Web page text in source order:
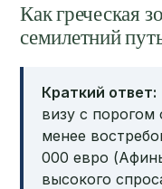
Как греческая
семилетний
Краткий ответ:
визу с порогом
менее
000 евро
высокого